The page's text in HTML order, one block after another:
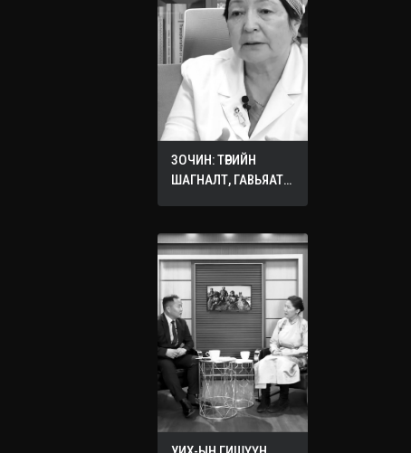
ЗОЧИН: ТӨРИЙН
ШАГНАЛТ, ГАВЬЯАТ